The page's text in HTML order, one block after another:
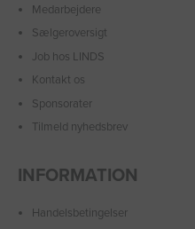
Medarbejdere
Sælgeroversigt
Job hos LINDS
Kontakt os
Sponsorater
Tilmeld nyhedsbrev
INFORMATION
Handelsbetingelser